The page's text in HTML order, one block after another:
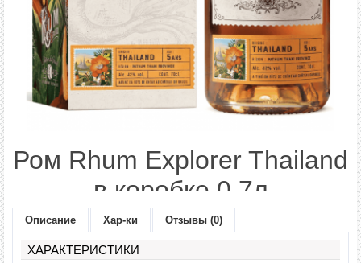
Ром Rhum Explorer Thailand
в коробке 0,7л
Модель: rum-explorer-
Описание Хар-ки Отзывы (0)
ХАРАКТЕРИСТИКИ